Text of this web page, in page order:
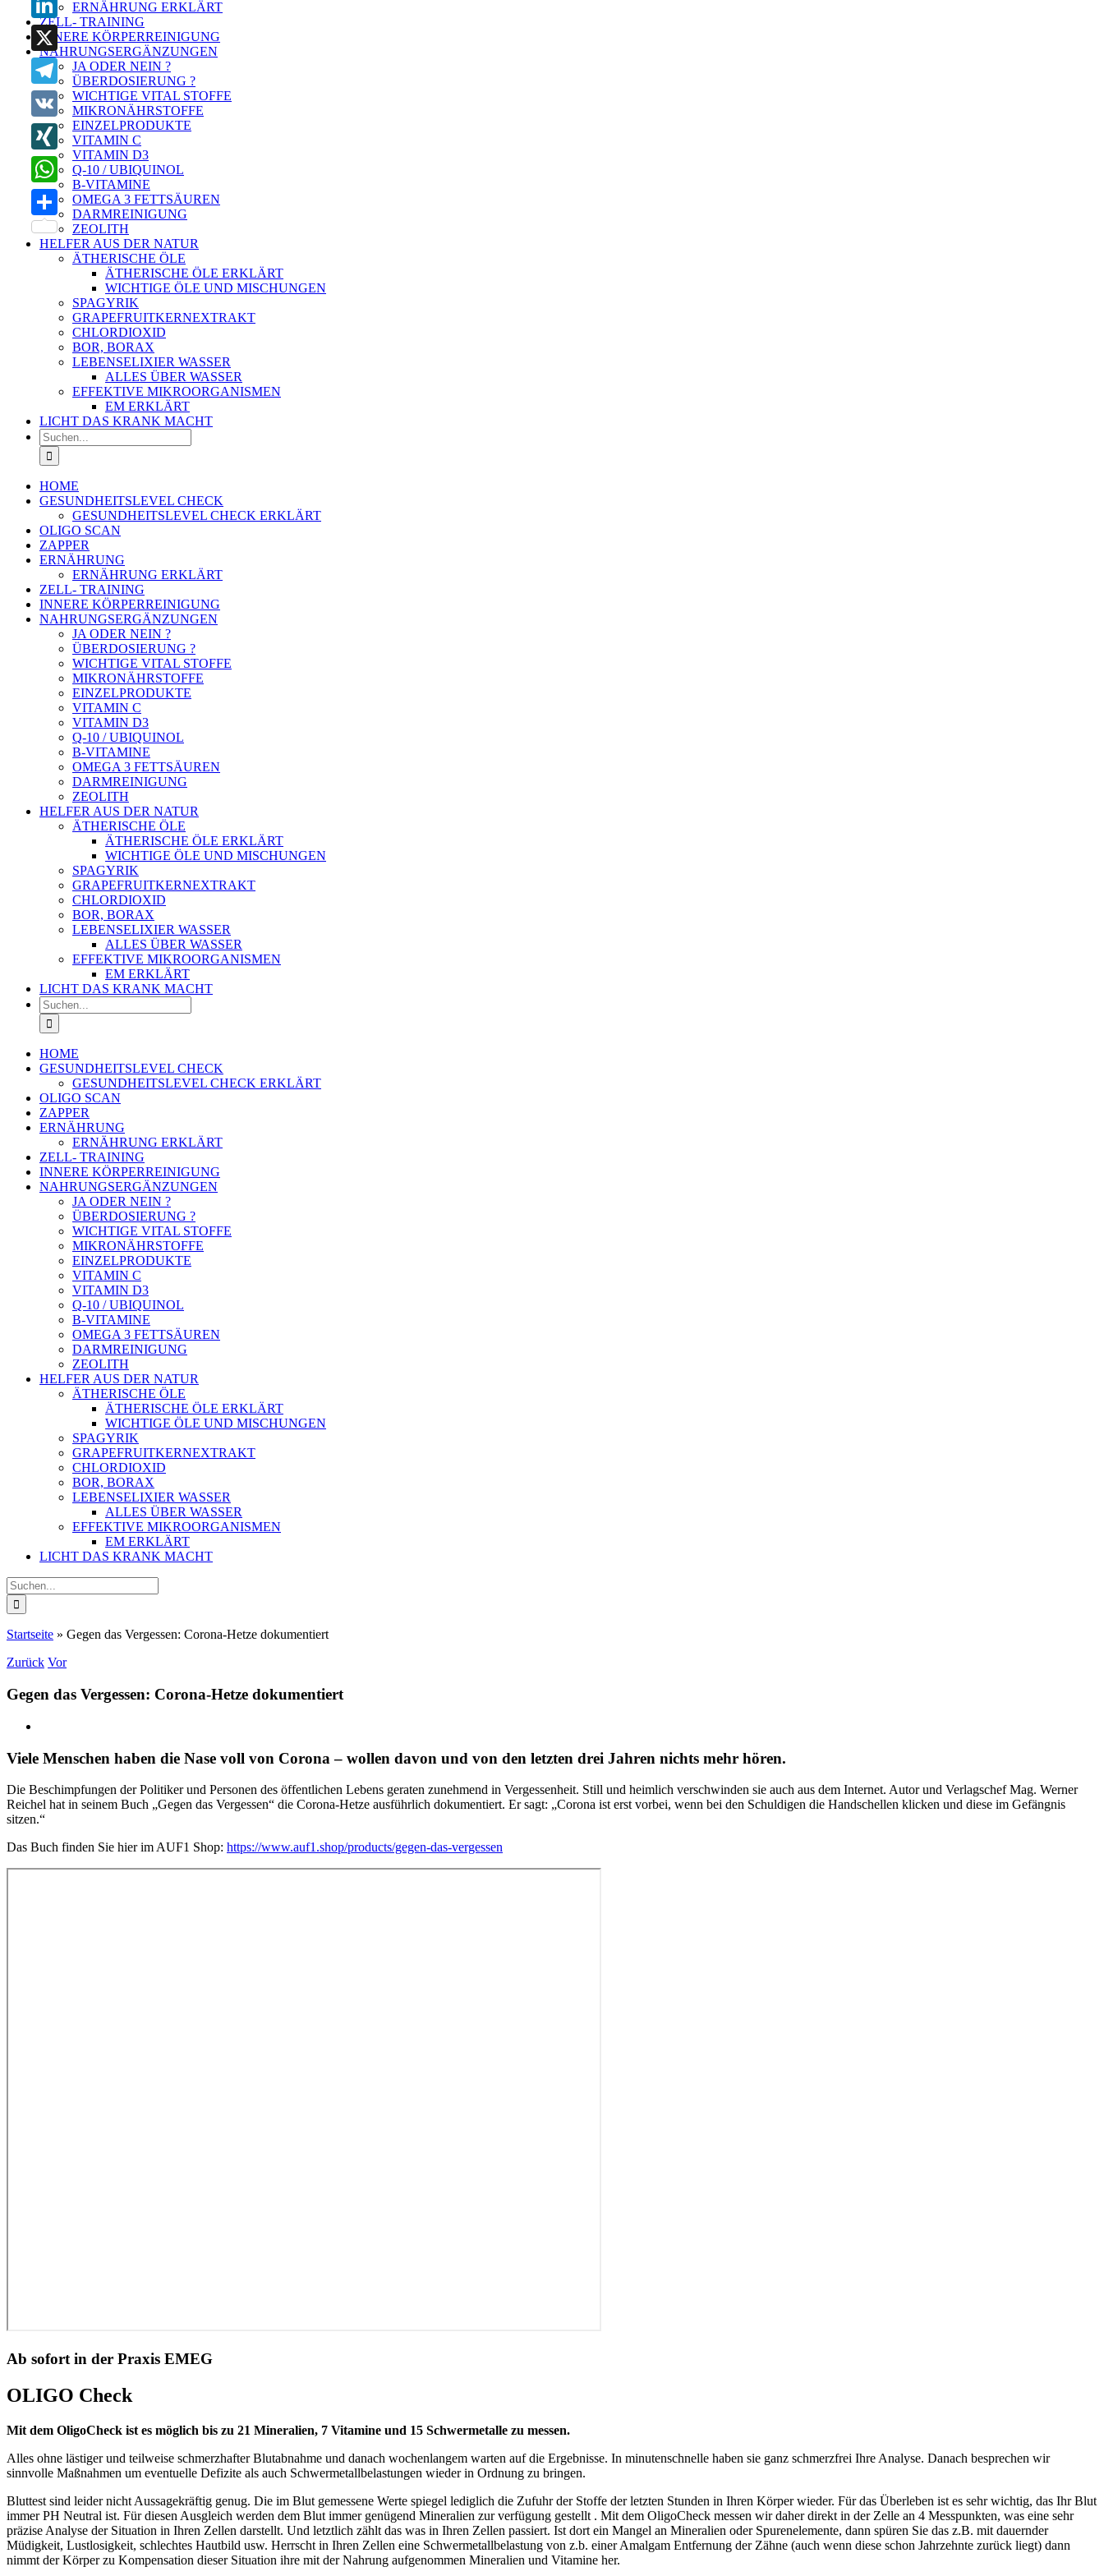
ERNÄHRUNG ERKLÄRT
ZELL- TRAINING
INNERE KÖRPERREINIGUNG
NAHRUNGSERGÄNZUNGEN
JA ODER NEIN ?
ÜBERDOSIERUNG ?
WICHTIGE VITAL STOFFE
MIKRONÄHRSTOFFE
EINZELPRODUKTE
VITAMIN C
VITAMIN D3
Q-10 / UBIQUINOL
B-VITAMINE
OMEGA 3 FETTSÄUREN
DARMREINIGUNG
ZEOLITH
HELFER AUS DER NATUR
ÄTHERISCHE ÖLE
ÄTHERISCHE ÖLE ERKLÄRT
WICHTIGE ÖLE UND MISCHUNGEN
SPAGYRIK
GRAPEFRUITKERNEXTRAKT
CHLORDIOXID
BOR, BORAX
LEBENSELIXIER WASSER
ALLES ÜBER WASSER
EFFEKTIVE MIKROORGANISMEN
EM ERKLÄRT
LICHT DAS KRANK MACHT
Suche
nach:
HOME
GESUNDHEITSLEVEL CHECK
GESUNDHEITSLEVEL CHECK ERKLÄRT
OLIGO SCAN
ZAPPER
ERNÄHRUNG
ERNÄHRUNG ERKLÄRT
ZELL- TRAINING
INNERE KÖRPERREINIGUNG
NAHRUNGSERGÄNZUNGEN
JA ODER NEIN ?
ÜBERDOSIERUNG ?
WICHTIGE VITAL STOFFE
MIKRONÄHRSTOFFE
EINZELPRODUKTE
VITAMIN C
VITAMIN D3
Q-10 / UBIQUINOL
B-VITAMINE
OMEGA 3 FETTSÄUREN
DARMREINIGUNG
ZEOLITH
HELFER AUS DER NATUR
ÄTHERISCHE ÖLE
ÄTHERISCHE ÖLE ERKLÄRT
WICHTIGE ÖLE UND MISCHUNGEN
SPAGYRIK
GRAPEFRUITKERNEXTRAKT
CHLORDIOXID
BOR, BORAX
LEBENSELIXIER WASSER
ALLES ÜBER WASSER
EFFEKTIVE MIKROORGANISMEN
EM ERKLÄRT
LICHT DAS KRANK MACHT
Suche
nach:
HOME
GESUNDHEITSLEVEL CHECK
GESUNDHEITSLEVEL CHECK ERKLÄRT
OLIGO SCAN
ZAPPER
ERNÄHRUNG
ERNÄHRUNG ERKLÄRT
ZELL- TRAINING
INNERE KÖRPERREINIGUNG
NAHRUNGSERGÄNZUNGEN
JA ODER NEIN ?
ÜBERDOSIERUNG ?
WICHTIGE VITAL STOFFE
MIKRONÄHRSTOFFE
EINZELPRODUKTE
VITAMIN C
VITAMIN D3
Q-10 / UBIQUINOL
B-VITAMINE
OMEGA 3 FETTSÄUREN
DARMREINIGUNG
ZEOLITH
HELFER AUS DER NATUR
ÄTHERISCHE ÖLE
ÄTHERISCHE ÖLE ERKLÄRT
WICHTIGE ÖLE UND MISCHUNGEN
SPAGYRIK
GRAPEFRUITKERNEXTRAKT
CHLORDIOXID
BOR, BORAX
LEBENSELIXIER WASSER
ALLES ÜBER WASSER
EFFEKTIVE MIKROORGANISMEN
EM ERKLÄRT
LICHT DAS KRANK MACHT
Suche
nach:
Startseite » Gegen das Vergessen: Corona-Hetze dokumentiert
Zurück Vor
Gegen das Vergessen: Corona-Hetze dokumentiert
Viele Menschen haben die Nase voll von Corona – wollen davon und von den letzten drei Jahren nichts mehr hören.
Die Beschimpfungen der Politiker und Personen des öffentlichen Lebens geraten zunehmend in Vergessenheit. Still und heimlich verschwinden sie auch aus dem Internet. Autor und Verlagschef Mag. Werner
Reichel hat in seinem Buch „Gegen das Vergessen“ die Corona-Hetze ausführlich dokumentiert. Er sagt: „Corona ist erst vorbei, wenn bei den Schuldigen die Handschellen klicken und diese im Gefängnis
sitzen.“
Das Buch finden Sie hier im AUF1 Shop: https://www.auf1.shop/products/gegen-das-vergessen
Ab sofort in der Praxis EMEG
OLIGO Check
Mit dem OligoCheck ist es möglich bis zu 21 Mineralien, 7 Vitamine und 15 Schwermetalle zu messen.
Alles ohne lästiger und teilweise schmerzhafter Blutabnahme und danach wochenlangem warten auf die Ergebnisse. In minutenschnelle haben sie ganz schmerzfrei Ihre Analyse. Danach besprechen wir
sinnvolle Maßnahmen um eventuelle Defizite als auch Schwermetallbelastungen wieder in Ordnung zu bringen.
Bluttest sind leider nicht Aussagekräftig genug. Die im Blut gemessene Werte spiegel lediglich die Zufuhr der Stoffe der letzten Stunden in Ihren Körper wieder. Für das Überleben ist es sehr wichtig, das Ihr Blut
immer PH Neutral ist. Für diesen Ausgleich werden dem Blut immer genügend Mineralien zur verfügung gestellt . Mit dem OligoCheck messen wir daher direkt in der Zelle an 4 Messpunkten, was eine sehr
präzise Analyse der Situation in Ihren Zellen darstellt. Und letztlich zählt das was in Ihren Zellen passiert. Ist dort ein Mangel an Mineralien oder Spurenelemente, dann spüren Sie das z.B. mit dauernder
Müdigkeit, Lustlosigkeit, schlechtes Hautbild usw. Herrscht in Ihren Zellen eine Schwermetallbelastung von z.b. einer Amalgam Entfernung der Zähne (auch wenn diese schon Jahrzehnte zurück liegt) dann
nimmt der Körper zu Kompensation dieser Situation ihre mit der Nahrung aufgenommen Mineralien und Vitamine her.
LinkedIn
X
Telegram
VK
XING
WhatsApp
Teilen